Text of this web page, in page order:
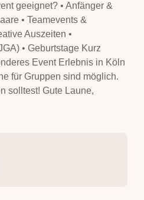
geeignet? • Anfänger &
• Teamevents &
Auszeiten •
• Geburtstage Kurz
Event Erlebnis in Köln
für Gruppen sind möglich.
solltest! Gute Laune,